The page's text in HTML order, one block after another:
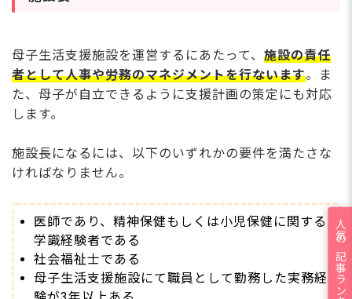
母子生活支援施設を運営するにあたって、 施設の責任
者として人事や労務のマネジメントを行ないます。ま
た、母子が自立できるように支援計画の策定にも対応
します。
施設長になるには、以下のいずれかの要件を満たさな
ければなりません。
医師であり、精神保健もしくは小児保健に関する
学識経験者である
社会福祉士である
母子生活支援施設にて職員として勤務した実務経
人気の記事ランキング